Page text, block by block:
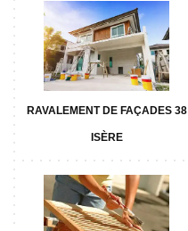
RAVALEMENT DE FAÇADES 38
ISÈRE